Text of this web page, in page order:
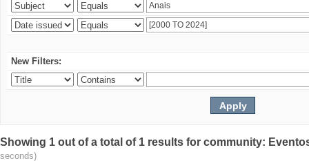
New Filters:
Showing 1 out of a total of 1 results for community:
seconds)